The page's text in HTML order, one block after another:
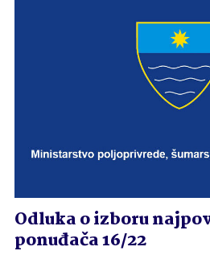
Odluka o izboru
ponuđača 16/22